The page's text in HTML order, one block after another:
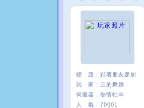
標 題： 跟著朋友參加
玩 家： 王的舞孃
伺服器： 熱情牡羊
人 氣： 70001